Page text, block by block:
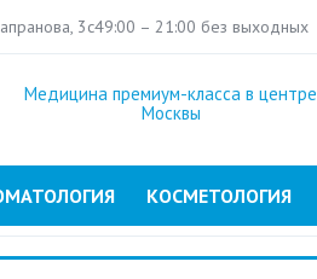
3с49:00 – 21:00 без выходных
Медицина премиум-класса в центре
Москвы
КОСМЕТОЛОГИЯ